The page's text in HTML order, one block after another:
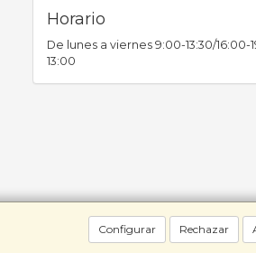
Configurar Rechazar
Horario
De lunes a viernes 9:00-13:30/16:00-
13:00